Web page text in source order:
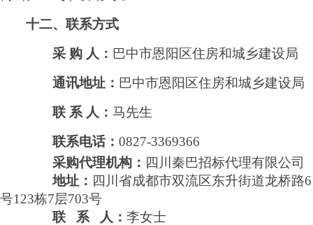
十二、联系方式
采 购 人： 巴中市恩阳区住房和城乡建设局
通讯地址： 巴中市恩阳区住房和城乡建设局
联 系 人： 马先生
联系电话： 0827-3369366
采购代理机构： 四川秦巴招标代理有限公司
地址： 四川省成都市双流区东升街道龙桥路6
号123栋7层703号
联
系 人： 李女士